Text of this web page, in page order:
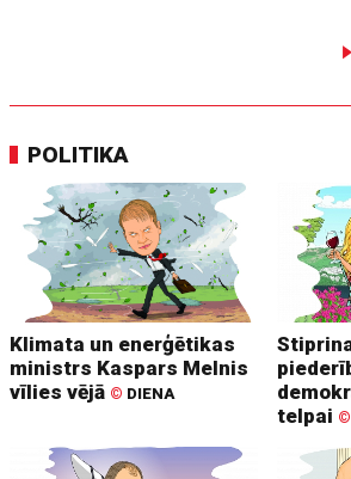
POLITIKA
Klimata un enerģētikas
ministrs Kaspars Melnis
vīlies vējā © DIENA
telpai ©